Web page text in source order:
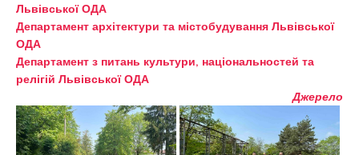
Львівської ОДА
Департамент архітектури та містобудування Львівської
ОДА
Департамент з питань культури, національностей та
релігій Львівської ОДА
Джерело